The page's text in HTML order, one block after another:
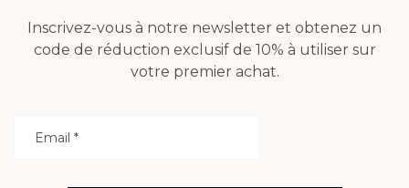
Inscrivez-vous à notre newsletter et obtenez un
code de réduction exclusif de 10% à utiliser sur
votre premier achat.